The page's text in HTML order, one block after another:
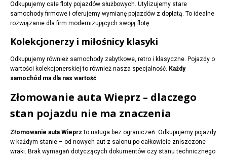
Odkupujemy całe floty pojazdów służbowych. Utylizujemy stare
samochody firmowe i oferujemy wymianę pojazdów z dopłatą. To idealne
rozwiązanie dla firm modernizujących swoją flotę.
Kolekcjonerzy i miłośnicy klasyki
Odkupujemy również samochody zabytkowe, retro i klasyczne. Pojazdy o
wartości kolekcjonerskiej to również nasza specjalność. Każdy
samochód ma dla nas wartość.
Złomowanie auta Wieprz – dlaczego
stan pojazdu nie ma znaczenia
Złomowanie auta Wieprz to usługa bez ograniczeń. Odkupujemy pojazdy
w każdym stanie – od nowych aut z salonu po całkowicie zniszczone
wraki. Brak wymagań dotyczących dokumentów czy stanu technicznego.